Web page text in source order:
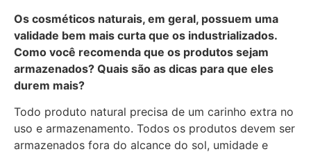
Os cosméticos naturais, em geral, possuem uma
validade bem mais curta que os industrializados.
Como você recomenda que os produtos sejam
armazenados? Quais são as dicas para que eles
durem mais?
Todo produto natural precisa de um carinho extra no
uso e armazenamento. Todos os produtos devem ser
armazenados fora do alcance do sol, umidade e